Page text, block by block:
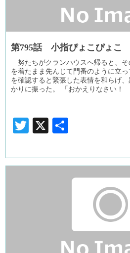
第795話 小指ぴょこぴょこ
努たちがクランハウスへ帰ると、
を着たまま先んじて門番のように立
を確認すると緊張した表情を和らげ
かりに振った。 「おかえりなさい
Twitter
X